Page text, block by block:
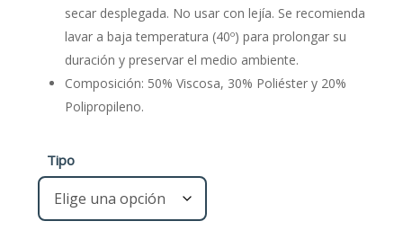
secar desplegada. No usar con lejía. Se recomienda
lavar a baja temperatura (40º) para prolongar su
duración y preservar el medio ambiente.
Composición: 50% Viscosa, 30% Poliéster y 20%
Polipropileno.
Tipo